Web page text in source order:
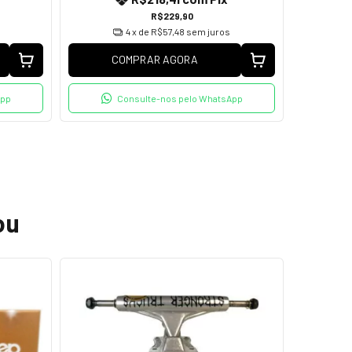
R$229,90
4x de R$57,48 sem juros
COMPRAR AGORA
Consulte-nos pelo WhatsApp